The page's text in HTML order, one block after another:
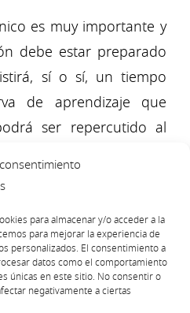
para almacenar y/o acceder a la
para mejorar la experiencia de
personalizados. El consentimiento a
datos como el comportamiento
únicas en este sitio. No consentir o
negativamente a ciertas
es muy importante y
debe estar preparado
sí o sí, un tiempo
de aprendizaje que
ser repercutido al
resultados a nivel de
por pura adaptación al